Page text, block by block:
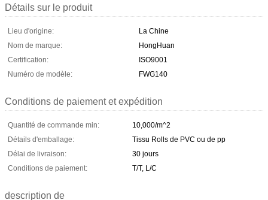
Détails sur le produit
Lieu d'origine:
La Chine
Nom de marque:
HongHuan
Certification:
ISO9001
Numéro de modèle:
FWG140
Conditions de paiement et expédition
Quantité de commande min:
10,000/m^2
Détails d'emballage:
Tissu Rolls de PVC ou de pp
Délai de livraison:
30 jours
Conditions de paiement:
T/T, L/C
description de